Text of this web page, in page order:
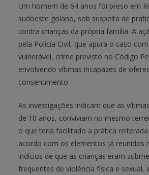
Um homem de 64 anos foi preso em
sudoeste goiano, sob suspeita de
contra crianças da própria família. A
pela Polícia Civil, que apura o caso
vulnerável, crime previsto no Código
envolvendo vítimas incapazes de
consentimento.
As investigações indicam que as
de 10 anos, conviviam no mesmo
o que teria facilitado a prática
acordo com os elementos já reunidos
indícios de que as crianças eram
frequentes de violência física e sexual,